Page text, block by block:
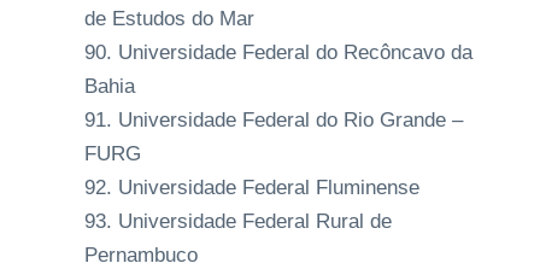
de Estudos do Mar
Universidade Federal do Recôncavo da
Bahia
Universidade Federal do Rio Grande –
FURG
Universidade Federal Fluminense
Universidade Federal Rural de
Pernambuco